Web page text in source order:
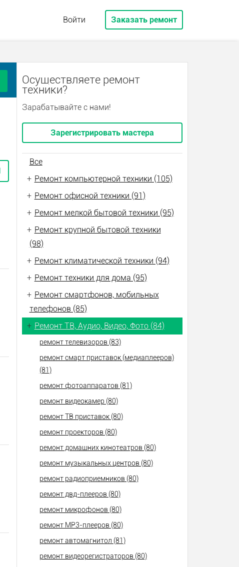
Войти Заказать ремонт
Осуществляете ремонт
техники?
Зарабатывайте с нами!
Зарегистрировать мастера
Все
+ Ремонт компьютерной техники (105)
+ Ремонт офисной техники (91)
+ Ремонт мелкой бытовой техники (95)
+ Ремонт крупной бытовой техники
(98)
+ Ремонт климатической техники (94)
+ Ремонт техники для дома (95)
+ Ремонт смартфонов, мобильных
телефонов (85)
+ Ремонт ТВ, Аудио, Видео, Фото (84)
ремонт телевизоров (83)
ремонт смарт приставок (медиаплееров)
(81)
ремонт фотоаппаратов (81)
ремонт видеокамер (80)
ремонт ТВ приставок (80)
ремонт проекторов (80)
ремонт домашних кинотеатров (80)
ремонт музыкальных центров (80)
ремонт радиоприемников (80)
ремонт двд-плееров (80)
ремонт микрофонов (80)
ремонт МР3-плееров (80)
ремонт автомагнитол (81)
ремонт видеорегистраторов (80)